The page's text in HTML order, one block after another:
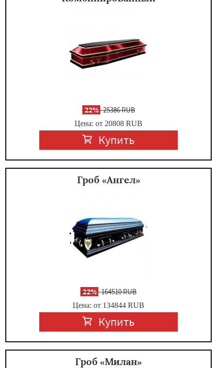
-22%25386 RUB
Цена: от 20808 RUB
Купить
Гроб «Ангел»
-22%164510 RUB
Цена: от 134844 RUB
Купить
Гроб «Милан»